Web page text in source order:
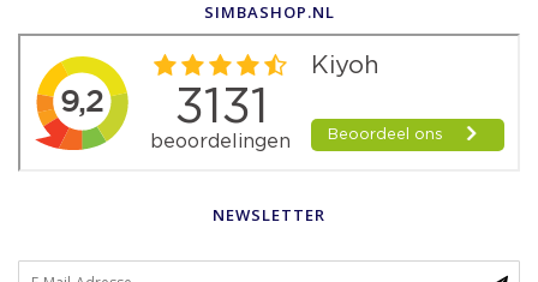
SIMBASHOP.NL
NEWSLETTER